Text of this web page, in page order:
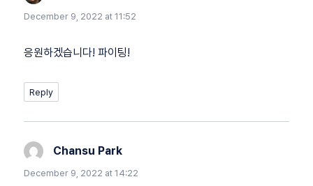
December 9, 2022 at 11:52
응원하겠습니다! 파이팅!
Reply
Chansu Park
December 9, 2022 at 14:22